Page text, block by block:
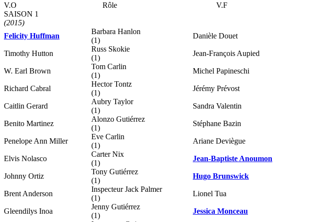
V.O Rôle
V.F
SAISON 1
(2015)
Felicity Huffman
Barbara Hanlon
(1)
Danièle Douet
Timothy Hutton
Russ Skokie
(1)
Jean-François Aupied
W. Earl Brown
Tom Carlin
(1)
Michel Papineschi
Richard Cabral
Hector Tontz
(1)
Jérémy Prévost
Caitlin Gerard
Aubry Taylor
(1)
Sandra Valentin
Benito Martinez
Alonzo Gutiérrez
(1)
Stéphane Bazin
Penelope Ann Miller
Eve Carlin
(1)
Ariane Deviègue
Elvis Nolasco
Carter Nix
(1)
Jean-Baptiste Anoumon
Johnny Ortiz
Tony Gutiérrez
(1)
Hugo Brunswick
Brent Anderson
Inspecteur Jack Palmer
(1)
Lionel Tua
Gleendilys Inoa
Jenny Gutiérrez
(1)
Jessica Monceau